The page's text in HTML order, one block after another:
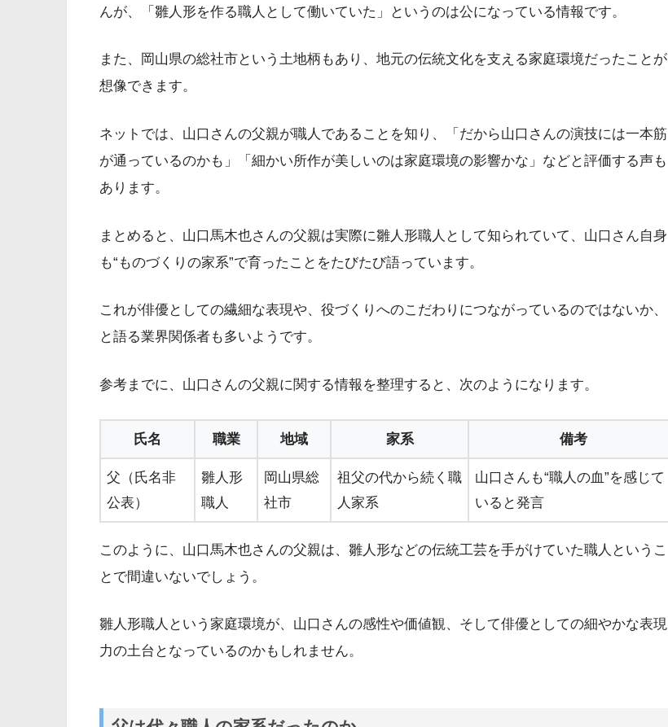
んが、「雛人形を作る職人として働いていた」というのは公になっている情報です。
また、岡山県の総社市という土地柄もあり、地元の伝統文化を支える家庭環境だったことが
想像できます。
ネットでは、山口さんの父親が職人であることを知り、「だから山口さんの演技には一本筋
が通っているのかも」「細かい所作が美しいのは家庭環境の影響かな」などと評価する声も
あります。
まとめると、山口馬木也さんの父親は実際に雛人形職人として知られていて、山口さん自身
も“ものづくりの家系”で育ったことをたびたび語っています。
これが俳優としての繊細な表現や、役づくりへのこだわりにつながっているのではないか、
と語る業界関係者も多いようです。
参考までに、山口さんの父親に関する情報を整理すると、次のようになります。
氏名 職業 地域 家系 備考
父（氏名非
公表）
雛人形
職人
岡山県総
社市
祖父の代から続く職
人家系
山口さんも“職人の血”を感じて
いると発言
このように、山口馬木也さんの父親は、雛人形などの伝統工芸を手がけていた職人というこ
とで間違いないでしょう。
雛人形職人という家庭環境が、山口さんの感性や価値観、そして俳優としての細やかな表現
力の土台となっているのかもしれません。